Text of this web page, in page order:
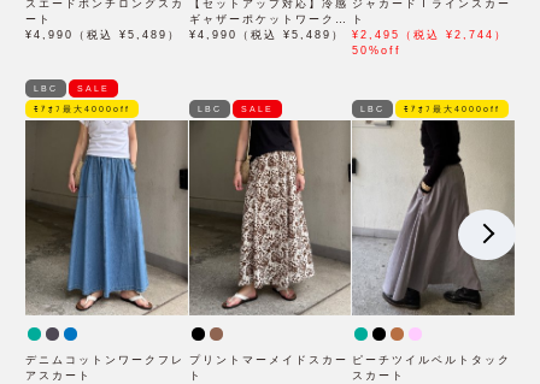
スエードポンチロングスカ
ート
¥4,990（税込 ¥5,489）
【セットアップ対応】冷感
ギャザーポケットワークス
カート
¥4,990（税込 ¥5,489）
ジャカードＩラインスカー
ト
¥2,495（税込 ¥2,744）
50%off
LBC SALE
ﾓｱｵﾌ最大4000off
デニムコットンワークフレ
アスカート
LBC SALE
プリントマーメイドスカー
ト
LBC ﾓｱｵﾌ最大4000off
ピーチツイルベルトタック
スカート